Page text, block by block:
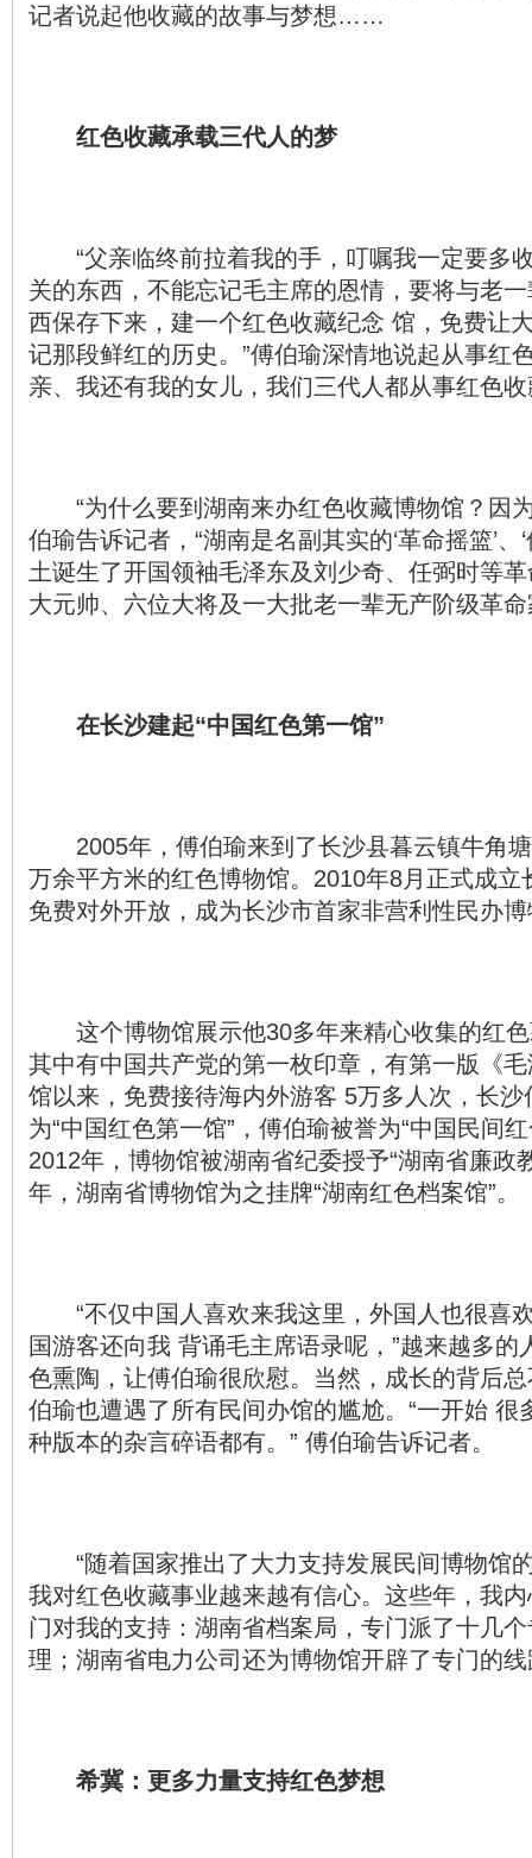
记者说起他收藏的故事与梦想……
红色收藏承载三代人的梦
“父亲临终前拉着我的手，叮嘱我一定要多
关的东西，不能忘记毛主席的恩情，要将与老
西保存下来，建一个红色收藏纪念 馆，免费让
记那段鲜红的历史。”傅伯瑜深情地说起从事红
亲、我还有我的女儿，我们三代人都从事红色收
“为什么要到湖南来办红色收藏博物馆？因
伯瑜告诉记者，“湖南是名副其实的‘革命摇篮’、
土诞生了开国领袖毛泽东及刘少奇、任弼时等
大元帅、六位大将及一大批老一辈无产阶级革命
在长沙建起“中国红色第一馆”
2005年，傅伯瑜来到了长沙县暮云镇牛角塘
万余平方米的红色博物馆。2010年8月正式成立
免费对外开放，成为长沙市首家非营利性民办
这个博物馆展示他30多年来精心收集的红色
其中有中国共产党的第一枚印章，有第一版《
馆以来，免费接待海内外游客 5万多人次，长
为“中国红色第一馆”，傅伯瑜被誉为“中国民间
2012年，博物馆被湖南省纪委授予“湖南省廉政
年，湖南省博物馆为之挂牌“湖南红色档案馆”。
“不仅中国人喜欢来我这里，外国人也很喜
国游客还向我 背诵毛主席语录呢，”越来越多的
色熏陶，让傅伯瑜很欣慰。当然，成长的背后
伯瑜也遭遇了所有民间办馆的尴尬。“一开始 很
种版本的杂言碎语都有。” 傅伯瑜告诉记者。
“随着国家推出了大力支持发展民间博物馆
我对红色收藏事业越来越有信心。这些年，我
门对我的支持：湖南省档案局，专门派了十几
理；湖南省电力公司还为博物馆开辟了专门的
希冀：更多力量支持红色梦想